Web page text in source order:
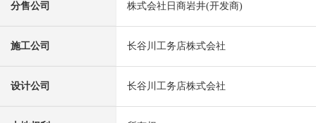
分售公司 株式会社日商岩井(开发商)
施工公司 长谷川工务店株式会社
设计公司 长谷川工务店株式会社